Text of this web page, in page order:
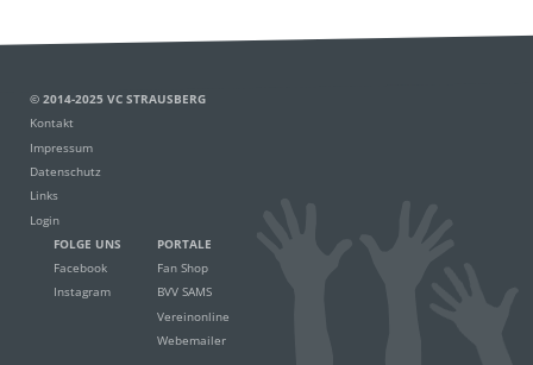
© 2014-2025 VC STRAUSBERG
Kontakt
Impressum
Datenschutz
Links
Login
FOLGE UNS
Facebook
Instagram
PORTALE
Fan Shop
BVV SAMS
Vereinonline
Webemailer